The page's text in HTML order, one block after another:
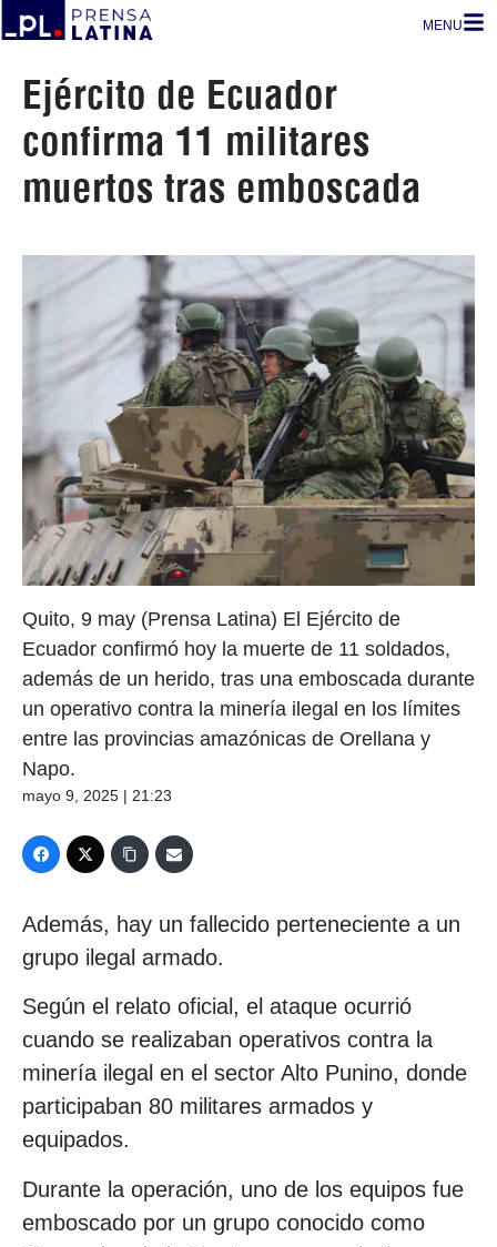
MENU
Ejército de Ecuador
confirma 11 militares
muertos tras emboscada
Quito, 9 may (Prensa Latina) El Ejército de
Ecuador confirmó hoy la muerte de 11 soldados,
además de un herido, tras una emboscada durante
un operativo contra la minería ilegal en los límites
entre las provincias amazónicas de Orellana y
Napo.
mayo 9, 2025 | 21:23
Además, hay un fallecido perteneciente a un
grupo ilegal armado.
Según el relato oficial, el ataque ocurrió
cuando se realizaban operativos contra la
minería ilegal en el sector Alto Punino, donde
participaban 80 militares armados y
equipados.
Durante la operación, uno de los equipos fue
emboscado por un grupo conocido como